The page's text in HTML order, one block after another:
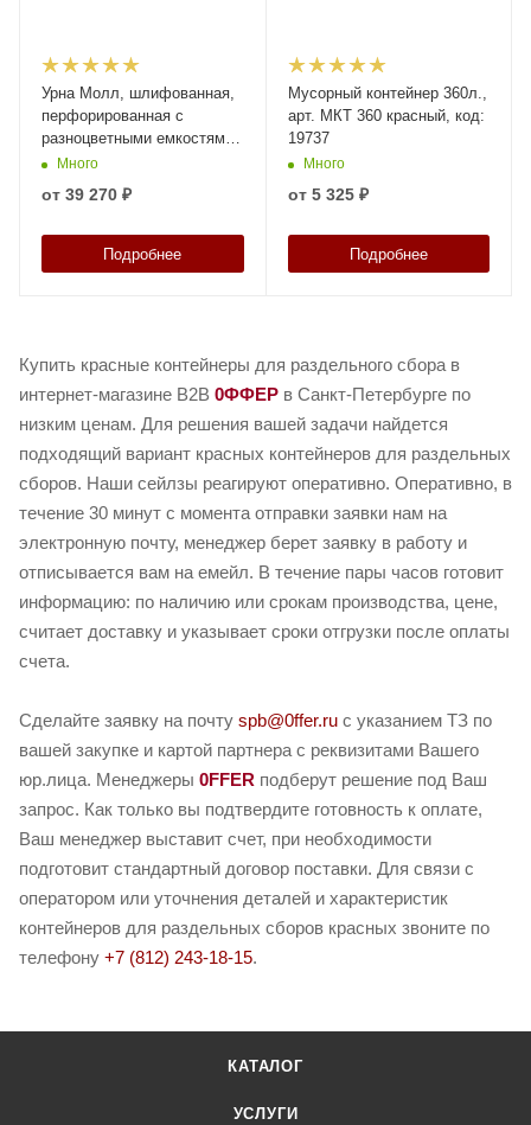
Урна Молл, шлифованная,
перфорированная с
разноцветными емкостями
3х27 л
Много
от 39 270 ₽
Подробнее
Мусорный контейнер 360л.,
арт. МКТ 360 красный, код:
19737
Много
от 5 325 ₽
Подробнее
Купить красные контейнеры для раздельного сбора в
интернет-магазине B2B 0ФФЕР в Санкт-Петербурге по
низким ценам. Для решения вашей задачи найдется
подходящий вариант красных контейнеров для раздельных
сборов. Наши сейлзы реагируют оперативно. Оперативно, в
течение 30 минут с момента отправки заявки нам на
электронную почту, менеджер берет заявку в работу и
отписывается вам на емейл. В течение пары часов готовит
информацию: по наличию или срокам производства, цене,
считает доставку и указывает сроки отгрузки после оплаты
счета.
Сделайте заявку на почту spb@0ffer.ru с указанием ТЗ по
вашей закупке и картой партнера с реквизитами Вашего
юр.лица. Менеджеры 0FFER подберут решение под Ваш
запрос. Как только вы подтвердите готовность к оплате,
Ваш менеджер выставит счет, при необходимости
подготовит стандартный договор поставки. Для связи с
оператором или уточнения деталей и характеристик
контейнеров для раздельных сборов красных звоните по
телефону +7 (812) 243-18-15.
КАТАЛОГ
УСЛУГИ